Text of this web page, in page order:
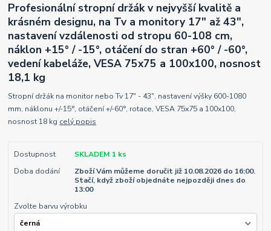
Profesionální stropní držák v nejvyšší kvalitě a
krásném designu, na Tv a monitory 17" až 43",
nastavení vzdálenosti od stropu 60-108 cm,
náklon +15° / -15°, otáčení do stran +60° / -60°,
vedení kabeláže, VESA 75x75 a 100x100, nosnost
18,1 kg
Stropní držák na monitor nebo Tv 17" - 43", nastavení výšky 600-1080
mm, náklonu +/-15°, otáčení +/-60°, rotace, VESA 75x75 a 100x100,
nosnost 18 kg celý popis
Dostupnost
SKLADEM 1 ks
Doba dodání
Zboží Vám můžeme doručit již 10.08.2026 do 16:00.
Stačí, když zboží objednáte nejpozději dnes do
13:00
Zvolte barvu výrobku